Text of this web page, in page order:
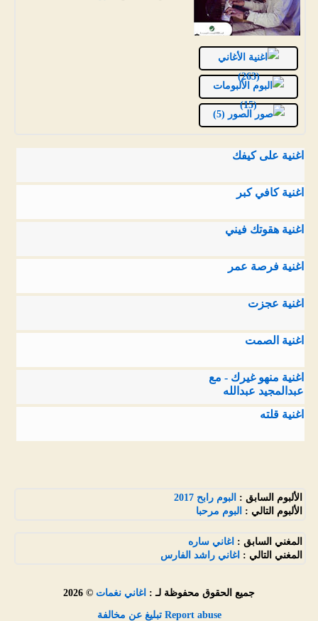
الأغاني
(263)
الألبومات
(15)
الصور (5)
اغنية على كيفك
اغنية كافي كبر
اغنية هقوتك فيني
اغنية فرصة عمر
اغنية عجزت
اغنية الصمت
اغنية منهو غيرك - مع
عبدالمجيد عبدالله
اغنية قلته
الألبوم السابق : البوم رابح 2017
الألبوم التالي : البوم مرحبا
المغني السابق : اغاني ساره
المغني التالي : اغاني راشد الفارس
جميع الحقوق محفوظة لـ : اغاني نغمات © 2026
Report abuse تبليغ عن مخالفة